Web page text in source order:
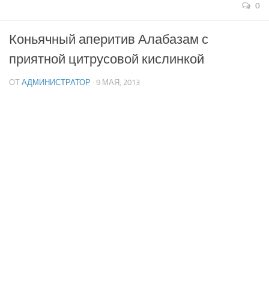
0
Коньячный аперитив Алабазам с
приятной цитрусовой кислинкой
ОТ АДМИНИСТРАТОР · 9 МАЯ, 2013